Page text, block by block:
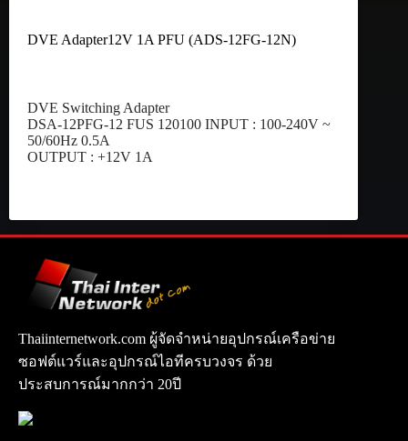
DVE Adapter12V 1A PFU (ADS-12FG-12N)
DVE Switching Adapter
DSA-12PFG-12 FUS 120100 INPUT : 100-240V ~
50/60Hz 0.5A
OUTPUT : +12V 1A
Thaiinternetwork.com ผู้จัดจำหน่ายอุปกรณ์เครือข่าย
ซอฟต์แวร์และอุปกรณ์ไอทีครบวงจร ด้วย
ประสบการณ์มากกว่า 20ปี